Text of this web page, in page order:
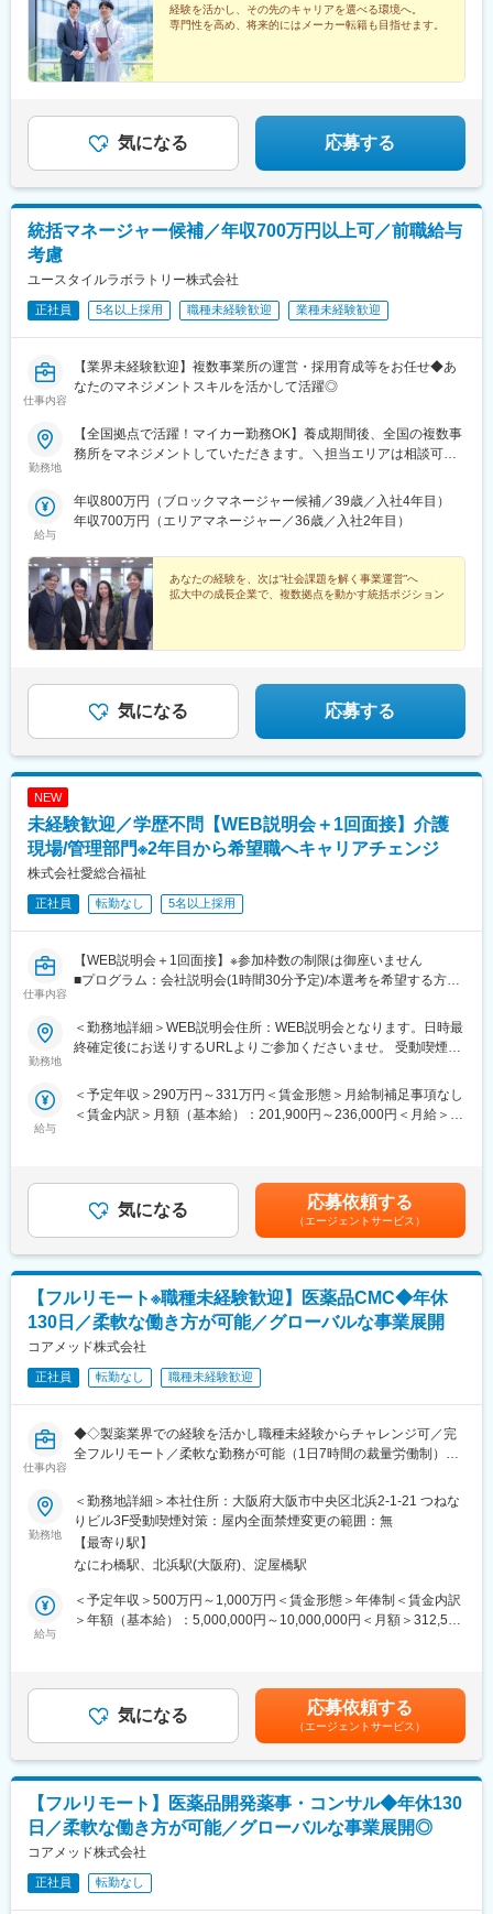
博多駅前2-19-24 大博センタービル6F＊JR・福岡市地下鉄各線
「博多駅」より徒歩5分
経験を活かし、その先のキャリアを選べる環境へ。
専門性を高め、将来的にはメーカー転籍も目指せます。
気になる 応募する
統括マネージャー候補／年収700万円以上可／前職給与
考慮
ユースタイルラボラトリー株式会社
正社員 5名以上採用 職種未経験歓迎 業種未経験歓迎
仕事内容
【業界未経験歓迎】複数事業所の運営・採用育成等をお任せ◆あ
なたのマネジメントスキルを活かして活躍◎
勤務地
【全国拠点で活躍！マイカー勤務OK】養成期間後、全国の複数事
務所をマネジメントしていただきます。＼担当エリアは相談可
《養成期間中の勤務地》現在は東京、横浜、埼玉、福岡の事業所
で行っていますが、ご希望に合わせて、お住まいのエリアで行う
ことも可能です。また社宅の利用もできますので、ご面接時にお
が対象※現在お住まいの地域又はジェネラルマネージャーと相談の
上決定《配属事業部について》障害福祉事業では「重度訪問介
護」と「グループホーム」、高齢者事業では「訪問介護事業」を
展開しています。配属に関しては、適性や条件等に応じて、配属
の事業部を決定。あなたの適性や能力を活かせる適切な部署でご
なる点はご相談ください。☆引越し手当支給・借り上げ社宅提供
あり（無料）
給与
年収800万円（ブロックマネージャー候補／39歳／入社4年目）
年収700万円（エリアマネージャー／36歳／入社2年目）
あなたの経験を、次は“社会課題を解く事業運営”へ
拡大中の成長企業で、複数拠点を動かす統括ポジション
気になる 応募する
NEW
未経験歓迎／学歴不問【WEB説明会＋1回面接】介護
現場/管理部門※2年目から希望職へキャリアチェンジ
株式会社愛総合福祉
正社員 転勤なし 5名以上採用
仕事内容
【WEB説明会＋1回面接】※参加枠数の制限は御座いません
■プログラム：会社説明会(1時間30分予定)/本選考を希望する方は
て構いません。（後日の面接調整も可能です）
■補足：本求人に応募後、選考会予約が出来ましたら、WEB会議
参加用のURL・詳細情報をお送り致します。
す
■日時：月・木／13:30～15:00
ペシャリストとして活躍する、幹部候補人材となることが期待さ
れます。入社後1年間は、同社の介護施設において、お客様の日常
生活中のサポート全般を担当いただきます。※雇用形態：無期正社
員
■業務の詳細：実務業務と並行して実務者研修資格の取得のための
学校に通います。年に４回程度、本社の社員と面談をする中でご
自身の2年目以降のキャリアアプランを立て、ご希望も踏まえなが
ら、2年目以降の職種（施設 or 本社）が決定します。本社勤務に
なりますと、経理、総務、人事など事務系の仕事が中心になりま
す。また、一度本社帰任した後でも、希望すれば現場復帰も可能
に働きやすい環境が整っております。定着率も高く実際にここ3年
間で入社した新卒の離職率は6％と非常に低い数値です。また配属
■研修制度：入社後1週間、本社で研修を行います。その後の配属
先においても、国家資格をもった先輩社員によるマンツーマンの
OJTを行いながら実務を覚えて頂きます。技術はすぐに身に付き
ます。さらにレベルアップしたい方には外部の研修にも100％会
社が費用負担します。3ヶ月に1度はフォローアップ研修という形
で本社研修を実施し、資格取得についても全面バックアップ。未
経験・無資格であっても安心できる研修制度は非常に整っていま
勤務地
＜勤務地詳細＞WEB説明会住所：WEB説明会となります。日時最
終確定後にお送りするURLよりご参加くださいませ。 受動喫煙対
給与
＜予定年収＞290万円～331万円＜賃金形態＞月給制補足事項なし
＜賃金内訳＞月額（基本給）：201,900円～236,000円＜月給＞
小規模多機能型居宅介護での勤務のみ、別途で送迎手当：10,000/
月を支給賃金はあくまでも目安の金額であり、選考を通じて上下
する可能性があります。月給(月額)は固定手当を含めた表記です。
気になる 応募依頼する
（エージェントサービス）
【フルリモート※職種未経験歓迎】医薬品CMC◆年休
130日／柔軟な働き方が可能／グローバルな事業展開
コアメッド株式会社
正社員 転勤なし 職種未経験歓迎
仕事内容
◆◇製薬業界での経験を活かし職種未経験からチャレンジ可／完
全フルリモート／柔軟な勤務が可能（1日7時間の裁量労働制）／
戦略のコンサルティング会社◆◇
■仕事内容：
医薬品開発におけるCMC領域を中心に、コンサルティングおよび
各種申請資料の作成業務をお任せします。
新薬承認に関わる品質・製造・試験に関する戦略立案から資料作
成までを担っていただきます。
る資料の整備・評価・助言・企画の設定
・製造方法/試験方法に関する資料の評価・助言
・安定性試験に関する資料の評価・助言
・外国製造業者認定、原薬等登録等
※クライアントは欧米製薬会社または外資系製薬会社がほとんどで
す。
※プロジェクトは一人で行うのではなく、現社員と共に分担し業務
にあたっていただきます。
勤務地
＜勤務地詳細＞本社住所：大阪府大阪市中央区北浜2-1-21 つねな
りビル3F受動喫煙対策：屋内全面禁煙変更の範囲：無
【最寄り駅】
なにわ橋駅、北浜駅(大阪府)、淀屋橋駅
給与
＜予定年収＞500万円～1,000万円＜賃金形態＞年俸制＜賃金内訳
＞年額（基本給）：5,000,000円～10,000,000円＜月額＞312,500
平均で夏2ヶ月分、冬2ヶ月分）賃金はあくまでも目安の金額であ
り、選考を通じて上下する可能性があります。月給(月額)は固定手
当を含めた表記です。
気になる 応募依頼する
（エージェントサービス）
【フルリモート】医薬品開発薬事・コンサル◆年休130
日／柔軟な働き方が可能／グローバルな事業展開◎
コアメッド株式会社
正社員 転勤なし